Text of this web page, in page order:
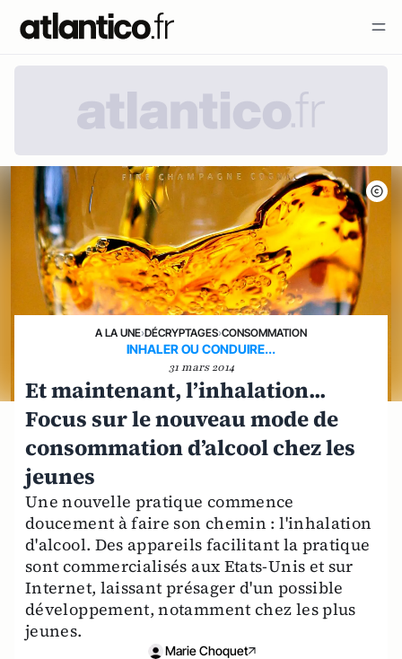
A LA UNE›DÉCRYPTAGES›CONSOMMATION
INHALER OU CONDUIRE...
31 mars 2014
Et maintenant, l’inhalation...
Focus sur le nouveau mode de
consommation d’alcool chez les
jeunes
Une nouvelle pratique commence
doucement à faire son chemin : l'inhalation
d'alcool. Des appareils facilitant la pratique
sont commercialisés aux Etats-Unis et sur
Internet, laissant présager d'un possible
développement, notamment chez les plus
jeunes.
Marie Choquet